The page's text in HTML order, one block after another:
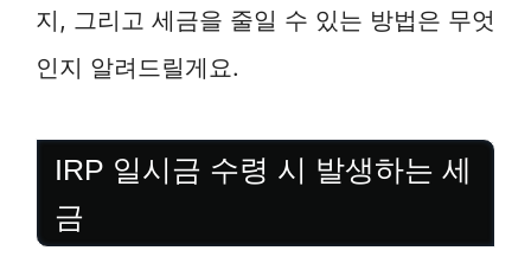
지, 그리고 세금을 줄일 수 있는 방법은 무엇
인지 알려드릴게요.
IRP 일시금 수령 시 발생하는 세
금